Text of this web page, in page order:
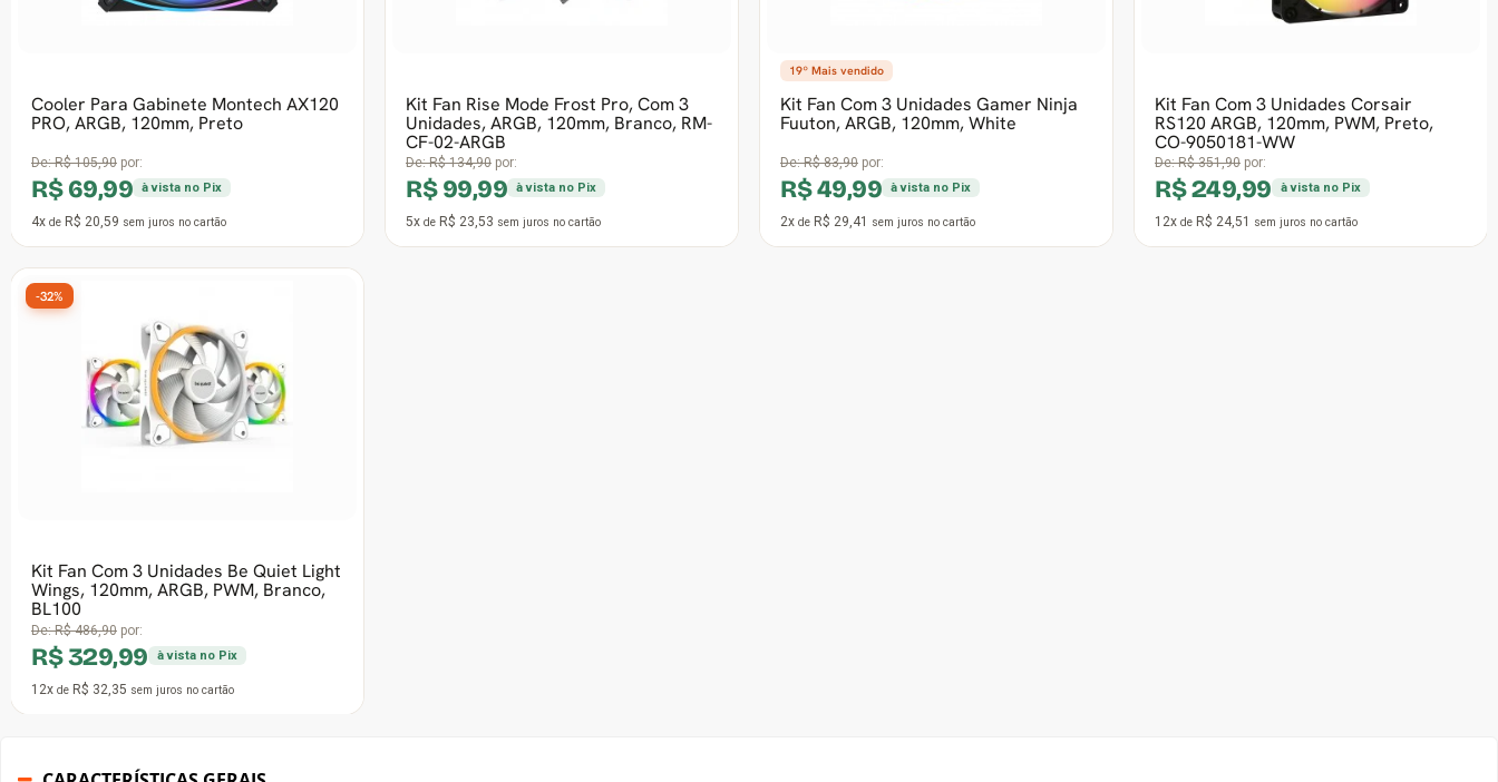
Kit Fan Com 3 Unidades Gamer Ninja
Fuuton, ARGB, 120mm, Black
De:R$ 93,90por:
R$ 59,99 à vista no Pix
3x de R$ 23,53 sem juros no cartão
Cooler Para Gabinete Corsair iCUE
LINK LX120, RGB, 120mm, Preto, CO-
9051025-WW
De:R$ 249,99 por:
R$ 159,99 à vista no Pix
9x de R$ 20,91 sem juros no cartão
Cooler Para Gabinete Corsair RS140,
ARGB, 140mm, Preto, CO-9050182-
De:R$ 166,90por:
R$ 79,99 à vista no Pix
4x de R$ 23,53 sem juros no cartão
Cooler Para Gabinete Lian Li Uni Fan
AL120 V2, RGB, 120mm, White,
AL120V2-1W
De:R$ 279,90 por:
R$ 199,90 à vista no Pix
11x de R$ 21,38 sem juros no cartão
Cooler Para Gabinete Asus TUF
Gaming TF120, ARGB, 120mm, Branco,
90DA0033-B00000
De:R$ 123,90 por:
R$ 89,99 à vista no Pix
5xdeR$ 21,17sem juros no cartão
-27%